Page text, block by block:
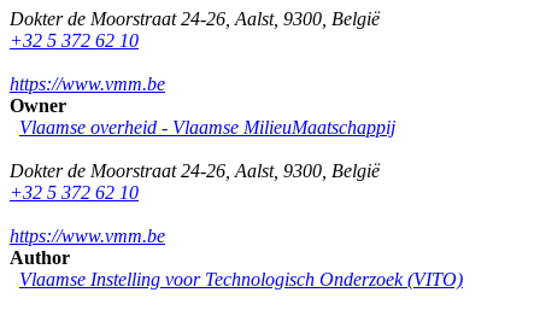
Dokter de Moorstraat 24-26 Aalst, 9300 België
+32 5 372 62 10
https://www.vmm.be
Owner
Vlaamse overheid - Vlaamse MilieuMaatschappij
Dokter de Moorstraat 24-26 Aalst, 9300 België
+32 5 372 62 10
https://www.vmm.be
Author
Vlaamse Instelling voor Technologisch Onderzoek (VITO)